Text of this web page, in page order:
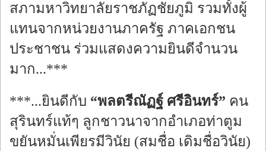
สภามหาวิทยาลัยราชภัฏชัยภูมิ รวมทั้งผู้
แทนจากหน่วยงานภาครัฐ ภาคเอกชน
ประชาชน ร่วมแสดงความยินดีจำนวน
มาก...***
***...ยินดีกับ “พลตรีณัฏฐ์ ศรีอินทร์” คน
สุรินทร์แท้ๆ ลูกชาวนาจากอำเภอท่าตูม
ขยันหมั่นเพียรมีวินัย (สมชื่อ เดิมชื่อวินัย)